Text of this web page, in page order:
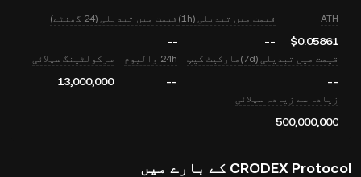
ATH
$0.05861
قیمت میں تبدیلی (1h)
--
قیمت میں تبدیلی (24 گھنٹے)
--
قیمت میں تبدیلی (7d)
--
مارکیٹ کیپ 24h والیوم
--
سرکولٹینگ سپلائی
13,000,000
زیادہ سے زیادہ سپلائی
500,000,000
CRODEX Protocol کے بارے میں